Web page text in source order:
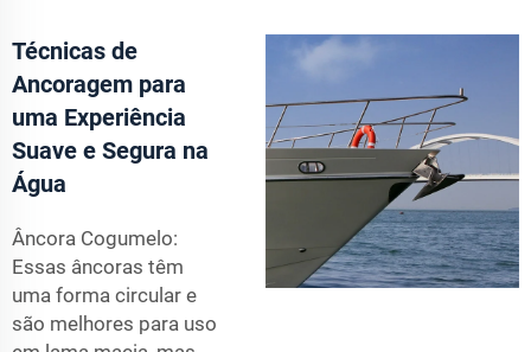
Técnicas de
Ancoragem para
uma Experiência
Suave e Segura na
Água
Âncora Cogumelo:
Essas âncoras têm
uma forma circular e
são melhores para uso